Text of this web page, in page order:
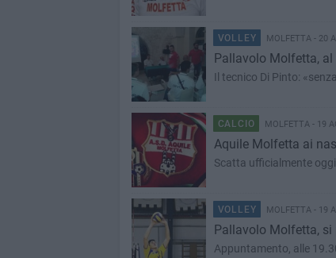
VOLLEY MOLFETTA - 20
Pallavolo Molfetta,
Il tecnico Di Pinto:
CALCIO MOLFETTA - 19
Aquile Molfetta ai
Scatta ufficialmente
VOLLEY MOLFETTA - 19
Pallavolo Molfetta, si
Appuntamento, alle